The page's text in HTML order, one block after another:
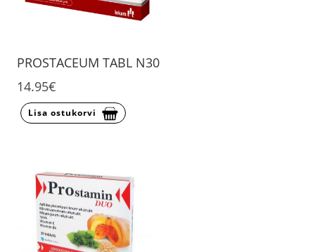
PROSTACEUM TABL N30
14.95€
Lisa ostukorvi